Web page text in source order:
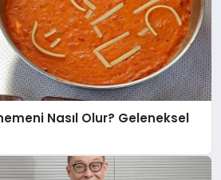
Nasıl Olur? Geleneksel